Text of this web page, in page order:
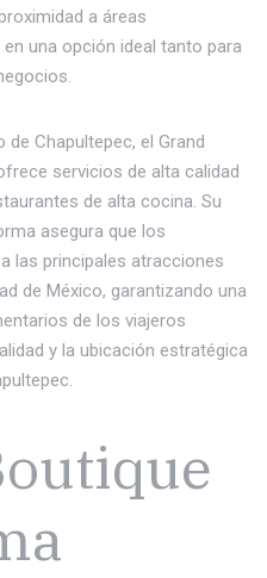
a áreas
una opción ideal tanto para
Chapultepec, el Grand
servicios de alta calidad
de alta cocina. Su
asegura que los
las principales atracciones
de México, garantizando una
de los viajeros
y la ubicación estratégica